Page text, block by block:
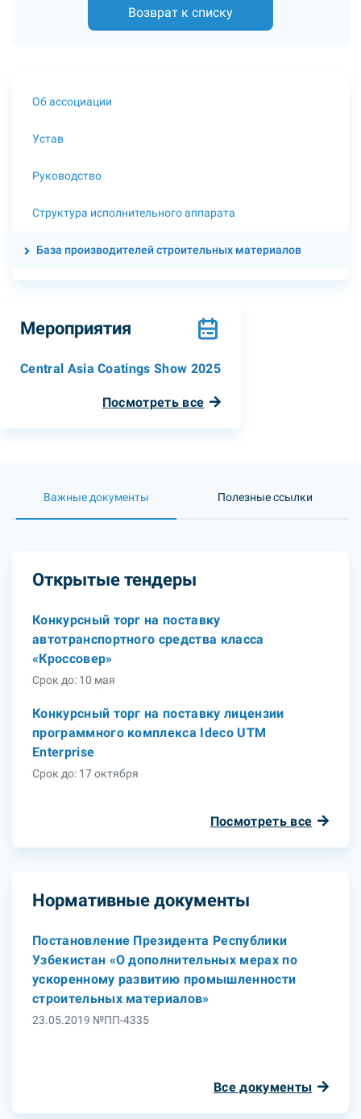
Возврат к списку
Об ассоциации
Устав
Руководство
Структура исполнительного аппарата
База производителей строительных материалов
Мероприятия
Central Asia Coatings Show 2025
Посмотреть все
Важные документы Полезные ссылки
Открытые тендеры
Конкурсный торг на поставку
автотранспортного средства класса
«Кроссовер»
Срок до: 10 мая
Конкурсный торг на поставку лицензии
программного комплекса Ideco UTM
Enterprise
Срок до: 17 октября
Посмотреть все
Нормативные документы
Постановление Президента Республики
Узбекистан «О дополнительных мерах по
ускоренному развитию промышленности
строительных материалов»
23.05.2019 №ПП-4335
Все документы